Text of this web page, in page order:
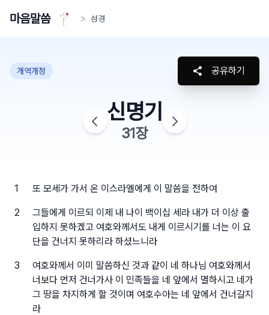
마음말씀 > 성경
개역개정 공유하기
신명기
31장
1 또 모세가 가서 온 이스라엘에게 이 말씀을 전하여
2
그들에게 이르되 이제 내 나이 백이십 세라 내가 더 이상 출
입하지 못하겠고 여호와께서도 내게 이르시기를 너는 이 요
단을 건너지 못하리라 하셨느니라
3
여호와께서 이미 말씀하신 것과 같이 네 하나님 여호와께서
너보다 먼저 건너가사 이 민족들을 네 앞에서 멸하시고 네가
그 땅을 차지하게 할 것이며 여호수아는 네 앞에서 건너갈지
라